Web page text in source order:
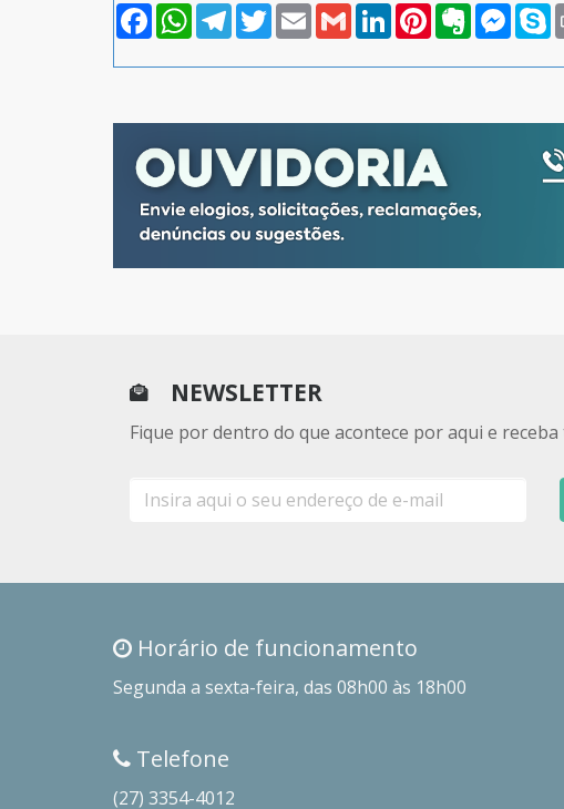
FacebookWhatsAppTelegramTwitterEmail Gmail LinkedInPinterestEvernote
NEWSLETTER
Fique por dentro do que acontece por aqui e
mail
Horário de funcionamento
Segunda a sexta-feira, das 08h00 às 18h00
Telefone
(27) 3354-4012